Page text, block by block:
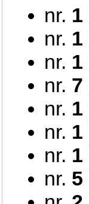
nr. 1
nr. 1
nr. 1
nr. 7
nr. 1
nr. 1
nr. 1
nr. 5